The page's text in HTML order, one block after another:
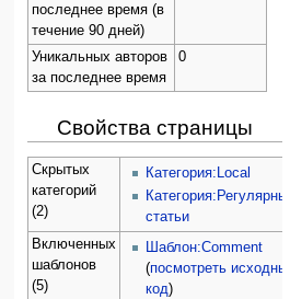
последнее время (в
течение 90 дней)
Уникальных авторов
за последнее время
0
Свойства страницы
Скрытых
категорий
(2)
Категория:Local
Категория:Регулярные
статьи
Включенных
шаблонов
(5)
Шаблон:Comment
(посмотреть исходный
код)